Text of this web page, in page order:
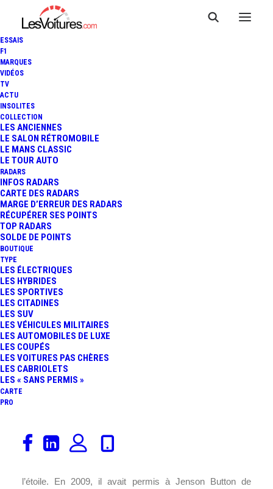
ESSAIS
F1
MARQUES
VIDÉOS
TV
ACTU
INSOLITES
COLLECTION
LES ANCIENNES
LE SALON RÉTROMOBILE
LE MANS CLASSIC
LE TOUR AUTO
RADARS
INFOS RADARS
CARTE DES RADARS
MARGE D’ERREUR DES RADARS
RÉCUPÉRER SES POINTS
TOP RADARS
SOLDE DE POINTS
BOUTIQUE
TYPE
LES ÉLECTRIQUES
LES HYBRIDES
LES SPORTIVES
LES CITADINES
LES SUV
LES VÉHICULES MILITAIRES
LES AUTOMOBILES DE LUXE
LES COUPÉS
LES VOITURES PAS CHÈRES
LES CABRIOLETS
LES « SANS PERMIS »
CARTE
PRO
F1 : ROSS BROWN ET
MERCEDES C'EST FINI !
1 Minute
D’après la BBC Ross Brown
AMG Petronasà la fin de la saison. Depuis 2010, il est le
l’étoile. En 2009, il avait permis à Jenson Button de